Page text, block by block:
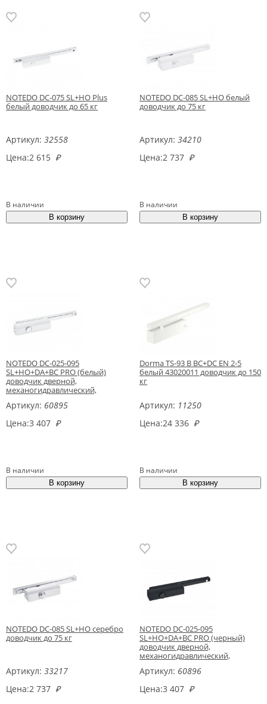
NOTEDO DC-075 SL+HO Plus
белый доводчик до 65 кг
Артикул: 32558
Цена:2 615 ₽
В наличии
NOTEDO DC-085 SL+HO белый
доводчик до 75 кг
Артикул: 34210
Цена:2 737 ₽
В наличии
NOTEDO DC-025-095
SL+HO+DA+BC PRO (белый)
доводчик дверной,
механогидравлический,
Артикул: 60895
Цена:3 407 ₽
В наличии
Dorma TS-93 B BC+DC EN 2-5
белый 43020011 доводчик до 150
кг
Артикул: 11250
Цена:24 336 ₽
В наличии
NOTEDO DC-085 SL+HO серебро
доводчик до 75 кг
Артикул: 33217
Цена:2 737 ₽
NOTEDO DC-025-095
SL+HO+DA+BC PRO (черный)
доводчик дверной,
механогидравлический,
Артикул: 60896
Цена:3 407 ₽